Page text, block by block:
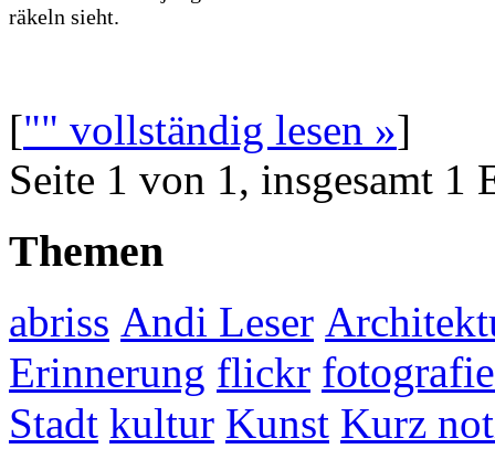
räkeln sieht.
["" vollständig lesen »]
Seite 1 von 1, insgesamt 1
Themen
abriss Andi Leser
Erinnerung flickr fotografie
Stadt kultur Kunst Kurz